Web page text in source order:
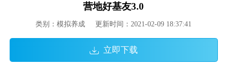
营地好基友3.0
类别：模拟养成 更新时间：2021-02-09 18:37:41
立即下载